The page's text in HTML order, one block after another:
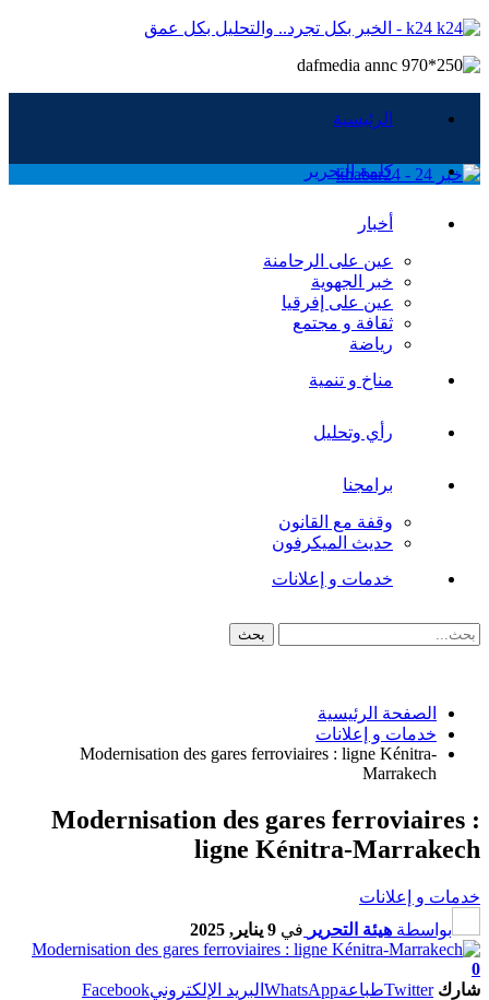
k24 - الخبر بكل تجرد.. والتحليل بكل عمق
الرئيسية
كلمة التحرير
أخبار
عين على الرحامنة
خبر الجهوية
عين على إفرقيا
ثقافة و مجتمع
رياضة
مناخ و تنمية
رأي وتحليل
برامجنا
وقفة مع القانون
حديث الميكرفون
خدمات و إعلانات
الصفحة الرئيسية
خدمات و إعلانات
Modernisation des gares ferroviaires : ligne Kénitra-
Marrakech
Modernisation des gares
ligne Kénitra-
و إعلانات
بواسطةهيئة التحرير في 9 يناير, 2025
TwitterطباعةWhatsAppالبريد الإلكتروني Facebook